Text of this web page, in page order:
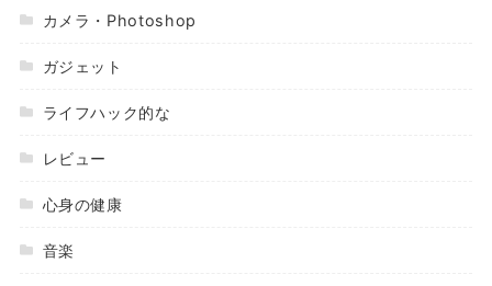
カメラ・Photoshop
ガジェット
ライフハック的な
レビュー
心身の健康
音楽